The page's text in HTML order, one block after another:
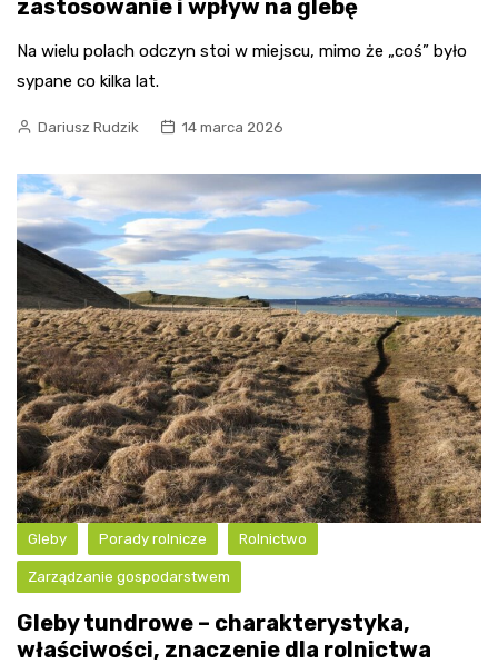
zastosowanie i wpływ na glebę
Na wielu polach odczyn stoi w miejscu, mimo że „coś” było
sypane co kilka lat.
Dariusz Rudzik 14 marca 2026
Gleby Porady rolnicze Rolnictwo
Zarządzanie gospodarstwem
Gleby tundrowe – charakterystyka,
właściwości, znaczenie dla rolnictwa